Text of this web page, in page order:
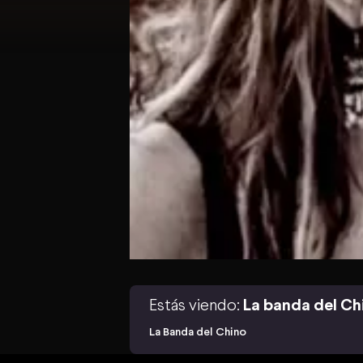
Estás viendo: La banda del
La Banda del Chino